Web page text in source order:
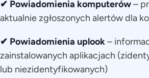
✔ Powiadomienia komputerów–
aktualnie zgłoszonych alertów dla
✔ Powiadomienia uplook–
zainstalowanych aplikacjach
lub niezidentyfikowanych)